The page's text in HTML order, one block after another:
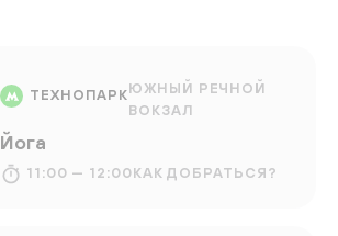
ТЕХНОПАРКЮЖНЫЙ РЕЧНОЙ
ВОКЗАЛ
Йога
11:00 — 12:00КАК ДОБРАТЬСЯ?